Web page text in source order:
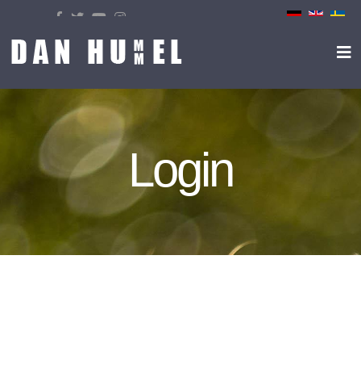
Select your language
Login